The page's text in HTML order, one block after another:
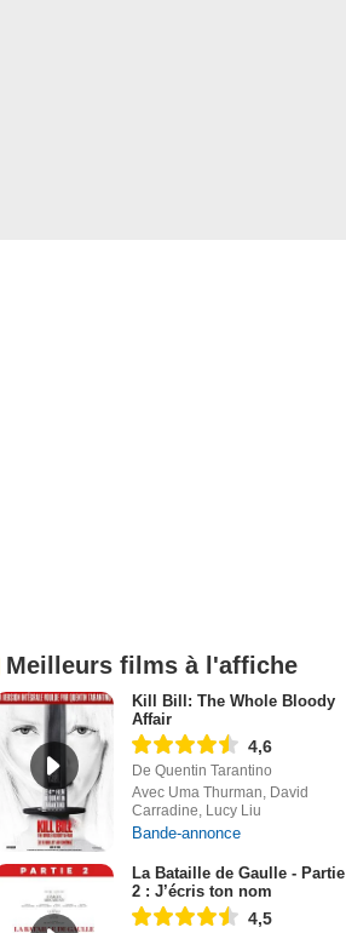
Meilleurs films à l'affiche
Kill Bill: The Whole Bloody
Affair
4,6
De Quentin Tarantino
Avec Uma Thurman, David
Carradine, Lucy Liu
Bande-annonce
La Bataille de Gaulle - Partie
2 : J’écris ton nom
4,5